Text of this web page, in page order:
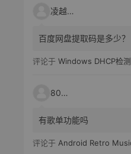
凌越电子
百度网盘提取码是多少？
评论于 Windows DHCP检
80521
有歌单功能吗
评论于 Android Retro Music